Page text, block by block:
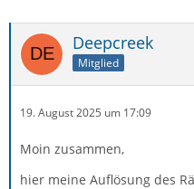
Deepcreek
Mitglied
19. August 2025 um 17:09
Moin zusammen,
hier meine Auflösung des